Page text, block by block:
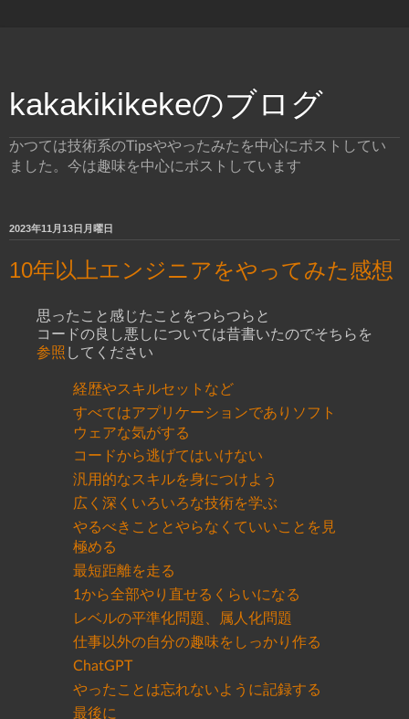
kakakikikekeのブログ
かつては技術系のTipsややったみたを中心にポストしてい
ました。今は趣味を中心にポストしています
2023年11月13日月曜日
10年以上エンジニアをやってみた感想
思ったこと感じたことをつらつらと
コードの良し悪しについては昔書いたのでそちらを
参照 してください
経歴やスキルセットなど
すべてはアプリケーションでありソフト
ウェアな気がする
コードから逃げてはいけない
汎用的なスキルを身につけよう
広く深くいろいろな技術を学ぶ
やるべきこととやらなくていいことを見
極める
最短距離を走る
1から全部やり直せるくらいになる
レベルの平準化問題、属人化問題
仕事以外の自分の趣味をしっかり作る
ChatGPT
やったことは忘れないように記録する
最後に